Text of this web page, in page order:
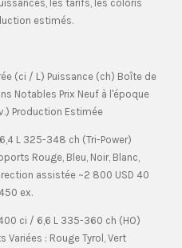
les tarifs, les coloris
estimés.
(ci / L) Puissance (ch) Boîte de
Notables Prix Neuf à l'époque
Production Estimée
L 325-348 ch (Tri-Power)
Rouge, Bleu, Noir, Blanc,
assistée ~2 800 USD 40
ex.
ci / 6,6 L 335-360 ch (HO)
: Rouge Tyrol, Vert